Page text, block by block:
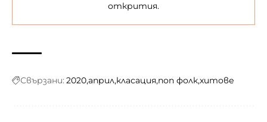
открития.
Свързани: 2020април класация поп фолкхитове